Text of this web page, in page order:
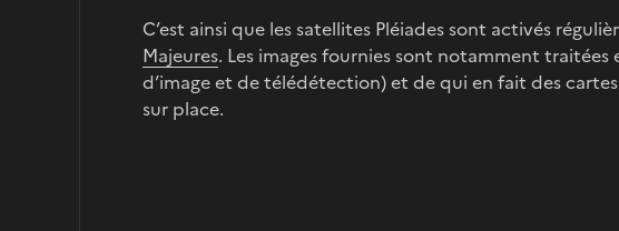
C’est ainsi que les satellites Pléiades sont activés
Majeures. Les images fournies sont notamment traitées
d’image et de télédétection) et de qui en fait des
sur place.